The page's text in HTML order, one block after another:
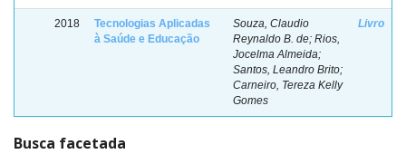
2018
Tecnologias Aplicadas
à Saúde e Educação
Souza, Claudio
Reynaldo B. de; Rios,
Jocelma Almeida;
Santos, Leandro Brito;
Carneiro, Tereza Kelly
Gomes
Livro
Busca facetada